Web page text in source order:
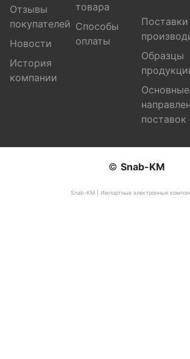
Отзывы
покупателей
Новости
История
компании
товара
Способы
оплаты
Поставки
Образцы
Основные
поставок
© Snab-KM
Snab-KM | Импортные электронные